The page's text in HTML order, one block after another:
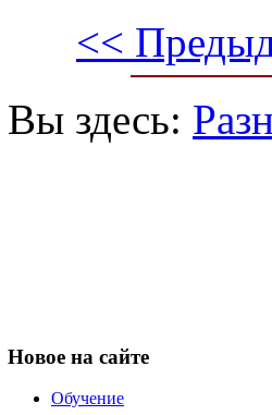
<<
Вы здесь:
Новое на сайте
Обучение